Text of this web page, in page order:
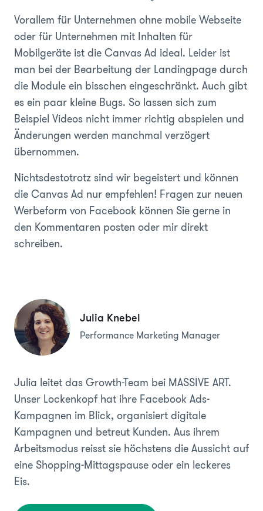
Vorallem für Unternehmen ohne mobile Webseite
oder für Unternehmen mit Inhalten für
Mobilgeräte ist die Canvas Ad ideal. Leider ist
man bei der Bearbeitung der Landingpage durch
die Module ein bisschen eingeschränkt. Auch gibt
es ein paar kleine Bugs. So lassen sich zum
Beispiel Videos nicht immer richtig abspielen und
Änderungen werden manchmal verzögert
übernommen.
Nichtsdestotrotz sind wir begeistert und können
die Canvas Ad nur empfehlen! Fragen zur neuen
Werbeform von Facebook können Sie gerne in
den Kommentaren posten oder mir direkt
schreiben.
Julia Knebel
Performance Marketing Manager
Julia leitet das Growth-Team bei MASSIVE ART.
Unser Lockenkopf hat ihre Facebook Ads-
Kampagnen im Blick, organisiert digitale
Kampagnen und betreut Kunden. Aus ihrem
Arbeitsmodus reisst sie höchstens die Aussicht auf
eine Shopping-Mittagspause oder ein leckeres
Eis.